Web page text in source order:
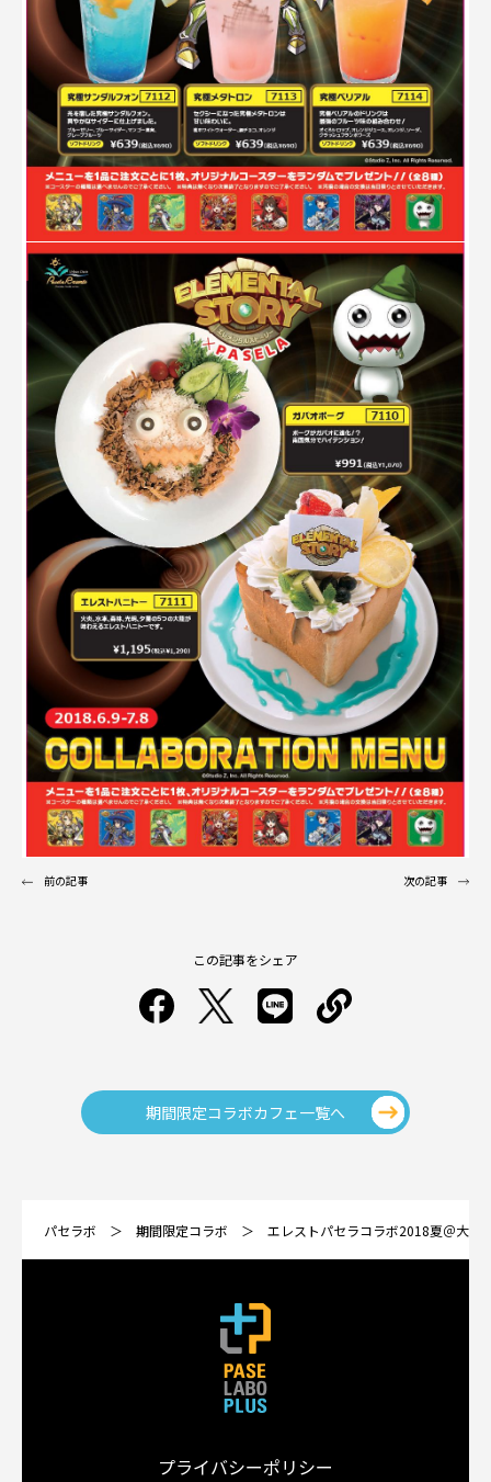
前の記事 次の記事
この記事をシェア
期間限定コラボカフェ一覧へ
パセラボ 期間限定コラボ エレストパセラコラボ2018夏＠大阪
プライバシーポリシー